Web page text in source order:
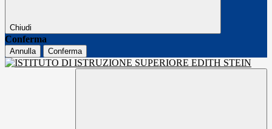
Chiudi
Conferma
Annulla Conferma